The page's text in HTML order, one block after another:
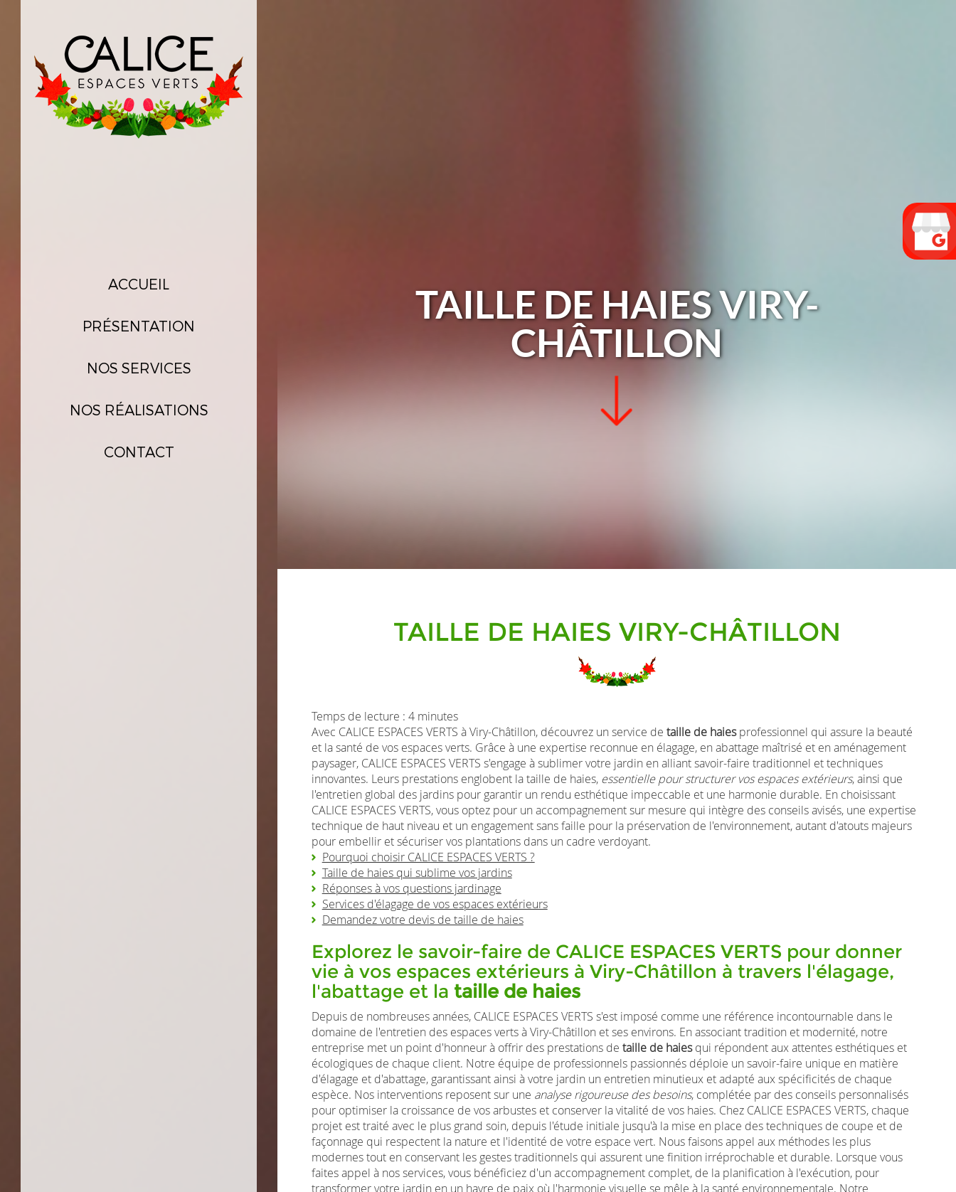
ACCUEIL
PRÉSENTATION
NOS SERVICES
NOS RÉALISATIONS
CONTACT
TAILLE DE HAIES VIRY-
CHÂTILLON
TAILLE DE HAIES VIRY-CHÂTILLON
Temps de lecture : 4 minutes
Avec CALICE ESPACES VERTS à Viry-Châtillon, découvrez un service de taille de haiesprofessionnel qui assure la beauté
et la santé de vos espaces verts. Grâce à une expertise reconnue en élagage, en abattage maîtrisé et en aménagement
paysager, CALICE ESPACES VERTS s'engage à sublimer votre jardin en alliant savoir-faire traditionnel et techniques
innovantes. Leurs prestations englobent la taille de haies, essentielle pour structurer vos espaces extérieurs, ainsi que
l'entretien global des jardins pour garantir un rendu esthétique impeccable et une harmonie durable. En choisissant
CALICE ESPACES VERTS, vous optez pour un accompagnement sur mesure qui intègre des conseils avisés, une expertise
technique de haut niveau et un engagement sans faille pour la préservation de l'environnement, autant d'atouts majeurs
pour embellir et sécuriser vos plantations dans un cadre verdoyant.
Pourquoi choisir CALICE ESPACES VERTS ?
Taille de haies qui sublime vos jardins
Réponses à vos questions jardinage
Services d'élagage de vos espaces extérieurs
Demandez votre devis de taille de haies
Explorez le savoir-faire de CALICE ESPACES VERTS pour donner
vie à vos espaces extérieurs à Viry-Châtillon à travers l'élagage,
l'abattage et la taille de haies
Depuis de nombreuses années, CALICE ESPACES VERTS s'est imposé comme une référence incontournable dans le
domaine de l'entretien des espaces verts à Viry-Châtillon et ses environs. En associant tradition et modernité, notre
entreprise met un point d'honneur à offrir des prestations de taille de haiesqui répondent aux attentes esthétiques et
écologiques de chaque client. Notre équipe de professionnels passionnés déploie un savoir-faire unique en matière
d'élagage et d'abattage, garantissant ainsi à votre jardin un entretien minutieux et adapté aux spécificités de chaque
espèce. Nos interventions reposent sur une analyse rigoureuse des besoins, complétée par des conseils personnalisés
pour optimiser la croissance de vos arbustes et conserver la vitalité de vos haies. Chez CALICE ESPACES VERTS, chaque
projet est traité avec le plus grand soin, depuis l'étude initiale jusqu'à la mise en place des techniques de coupe et de
façonnage qui respectent la nature et l'identité de votre espace vert. Nous faisons appel aux méthodes les plus
modernes tout en conservant les gestes traditionnels qui assurent une finition irréprochable et durable. Lorsque vous
faites appel à nos services, vous bénéficiez d'un accompagnement complet, de la planification à l'exécution, pour
transformer votre jardin en un havre de paix où l'harmonie visuelle se mêle à la santé environnementale. Notre